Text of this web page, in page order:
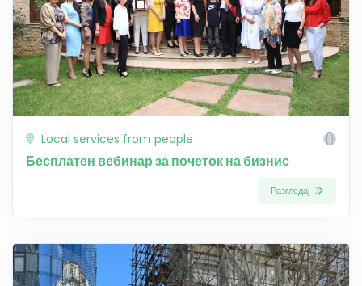
Local services from people
Бесплатен вебинар за почеток на бизнис
Разгледај